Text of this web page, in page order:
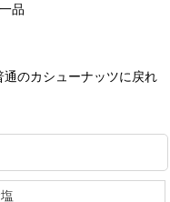
品
カシューナッツに戻れ